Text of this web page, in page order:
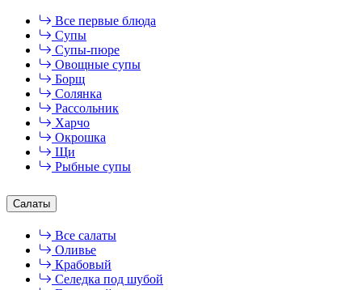
Все первые блюда
Супы
Супы-пюре
Овощные супы
Борщ
Солянка
Рассольник
Харчо
Окрошка
Щи
Рыбные супы
Салаты
Все салаты
Оливье
Крабовый
Селедка под шубой